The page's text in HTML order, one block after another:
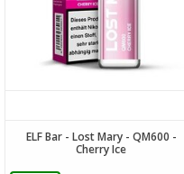
ELF Bar - Lost Mary - QM600 -
Cherry Ice